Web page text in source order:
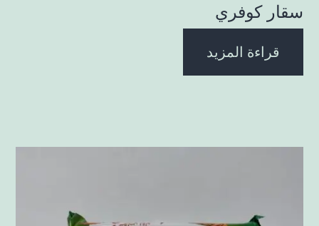
سقار كوفري
قراءة المزيد